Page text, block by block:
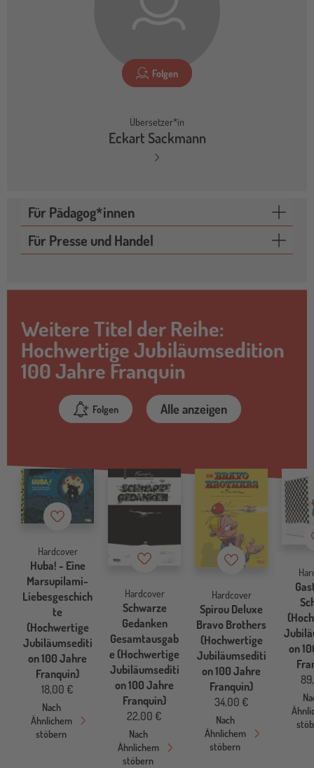
Folgen
Übersetzer*in
Eckart Sackmann
Für Pädagog*innen
Für Presse und Handel
Weitere Titel der Reihe:
Hochwertige Jubiläumsedition
100 Jahre Franquin
Folgen Alle anzeigen
Merkzettel
Hardcover
Huba! - Eine
Marsupilami-
Liebesgeschich
te
(Hochwertige
Jubiläumsediti
on 100 Jahre
Franquin)
18,00 €
Nach
Ähnlichem
stöbern
Merkzettel
Hardcover
Schwarze
Gedanken
Gesamtausgab
e (Hochwertige
Jubiläumsediti
on 100 Jahre
Franquin)
22,00 €
Nach
Ähnlichem
stöbern
Merkzettel
Hardcover
Spirou Deluxe
Bravo Brothers
(Hochwertige
Jubiläumsediti
on 100 Jahre
Franquin)
34,00 €
Nach
Ähnlichem
stöbern
on